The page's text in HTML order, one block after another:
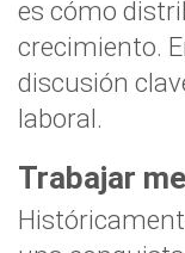
es cómo
crecimiento.
discusión
laboral.
Trabajar